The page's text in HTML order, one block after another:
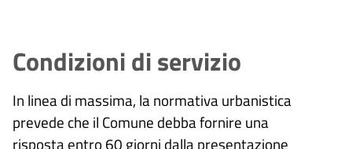
Condizioni di servizio
In linea di massima, la normativa urbanistica
prevede che il Comune debba fornire una
risposta entro 60 giorni dalla presentazione